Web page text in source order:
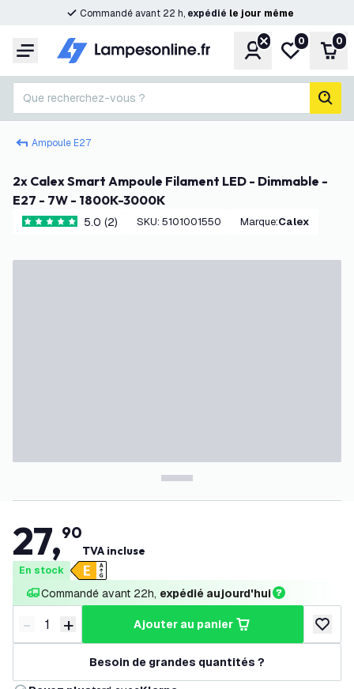
Commandé avant 22 h, expédié le jour même
Menu CompteMa liste de
0 0
Que recherchez-vous ?
Ampoule E27
2x Calex Smart Ampoule Filament LED - Dimmable -
E27 - 7W - 1800K-3000K
5 étoiles de notation
5.0 (2) SKU: 5101001550 Marque: Calex
27,90
TVA incluse
En stock
Commandé avant 22h, expédié aujourd'hui
Diminuer la quantité
- Augmenter la quantité
+ ajouter au panier
Besoin de grandes quantités ?